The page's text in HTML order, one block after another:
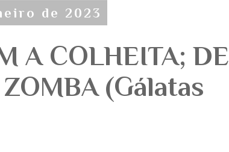
de 2023
A COLHEITA; DE
(Gálatas